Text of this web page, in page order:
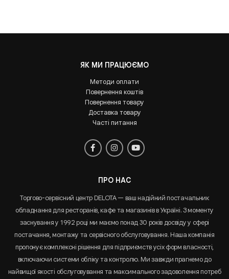
ЯК МИ ПРАЦЮЄМО
Методи оплати
Повернення коштів
Повернення товару
Доставка товару
Часті питання
ПРО НАС
Торгово-сервісний центр DELOTA — ваш надійний постачальник
обладнання для ресторанів, кафе та магазинів в Україні. З моменту
заснування у 1992 році ми маємо понад 30 років досвіду у сфері
постачання, монтажу та сервісного обслуговування. Наша компанія
пропонує комплексні рішення для підприємств усіх форм власності,
включаючи системи обліку та контролю. Ми завжди прагнемо до
найвищої якості обслуговування та максимального задоволення потреб